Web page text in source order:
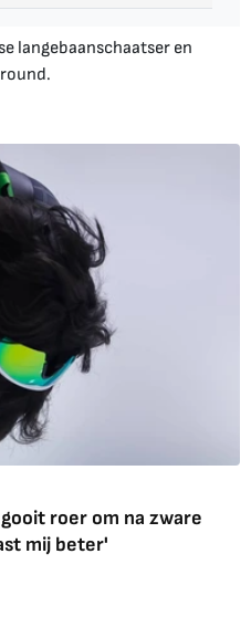
langebaanschaatser en
roer om na zware
mij beter'